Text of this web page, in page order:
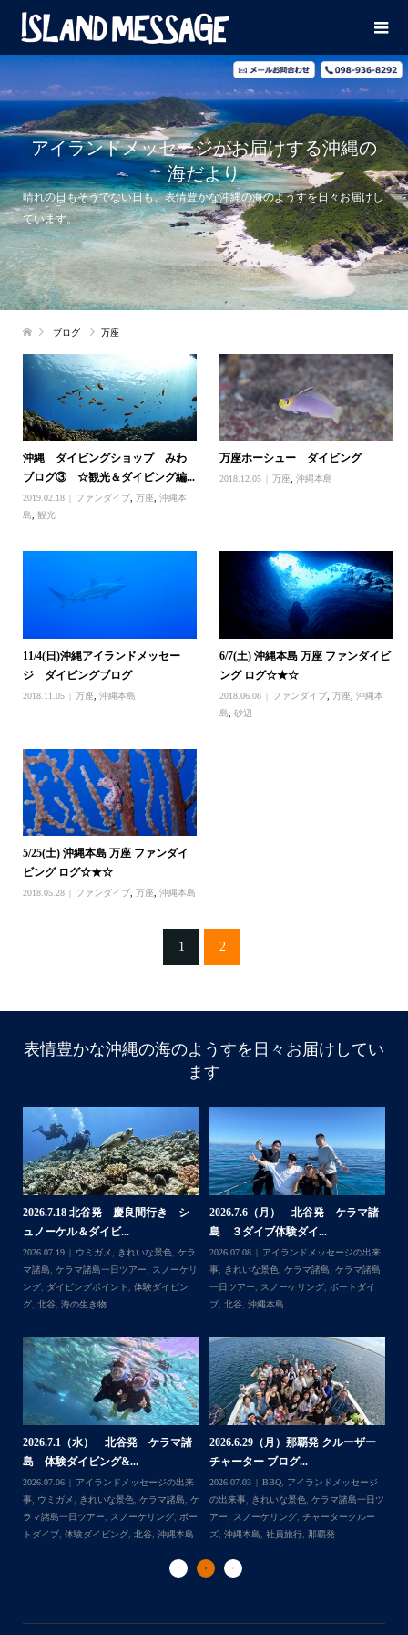
アイランドメッセージがお届けする沖縄の
海だより
晴れの日もそうでない日も、表情豊かな沖縄の海のようすを日々お届けし
ています。
ブログ 万座
沖縄 ダイビングショップ みわ
ブログ③ ☆観光＆ダイビング編...
2019.02.18 ファンダイブ, 万座, 沖縄本
島, 観光
万座ホーシュー ダイビング
2018.12.05 万座,沖縄本島
11/4(日)沖縄アイランドメッセー
ジ ダイビングブログ
2018.11.05 万座 沖縄本島
6/7(土) 沖縄本島 万座 ファンダイビ
ング ログ☆★☆
2018.06.08 ファンダイブ ,万座 ,沖縄本
島
,砂辺
5/25(土) 沖縄本島 万座 ファンダイ
ビング ログ☆★☆
2018.05.28 ファンダイブ, 万座 沖縄本島
1 2
表情豊かな沖縄の海のようすを日々お届けしてい
ます
2026.7.18 北谷発 慶良間行き シ
ュノーケル＆ダイビ...
2026.07.19 ウミガメ きれいな景色
ケラ
マ諸島
ケラマ諸島一日ツアー
スノーケリ
ング, ダイビングポイント
体験ダイビン
グ, 北谷, 海の生き物
2026.7.6（月） 北谷発 ケラマ諸
島 ３ダイブ体験ダイ...
2026.07.08
アイランドメッセージの出来
事, きれいな景色 ケラマ諸島
ケラマ諸島
一日ツアー
スノーケリング,
ボートダイ
ブ, 北谷, 沖縄本島
2026.7.1（水） 北谷発 ケラマ諸
島 体験ダイビング&...
2026.07.06
アイランドメッセージの出来
事, ウミガメ きれいな景色 ケラマ諸島
ケ
ラマ諸島一日ツアー
スノーケリング,
ボー
トダイブ, 体験ダイビング, 北谷, 沖縄本島
2026.6.29（月）那覇発 クルーザー
チャーター ブログ...
2026.07.03 BBQ,
アイランドメッセージ
の出来事, きれいな景色
ケラマ諸島一日ツ
アー
スノーケリング, チャータークルー
ズ, 沖縄本島 社員旅行, 那覇発